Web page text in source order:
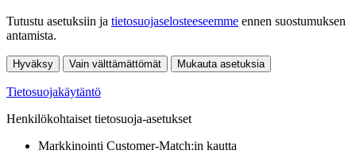
Tutustu asetuksiin ja tietosuojaselosteeseemme ennen suostumuksen
antamista.
Hyväksy Vain välttämättömät Mukauta asetuksia
Tietosuojakäytäntö
Henkilökohtaiset tietosuoja-asetukset
Markkinointi Customer-Match:in kautta